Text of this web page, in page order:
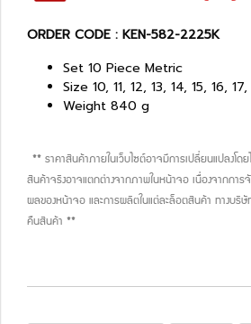
ORDER CODE : KEN-582-2225K
Set 10 Piece Metric
Size 10, 11, 12, 13, 14, 15, 16,
Weight 840 g
** ราคาสินค้าภายในเว็บไซต์อาจมีการเปลี่ยนแปลงโดย
สินค้าจริงอาจแตกต่างจากภาพในหน้าจอ เนื่องจากการ
ผลของหน้าจอ และการผลิตในแต่ละล็อตสินค้า ทางบริษั
คืนสินค้า **